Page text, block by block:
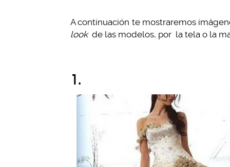
A continuación te mostraremos
look de las modelos, por la tela o la
1.